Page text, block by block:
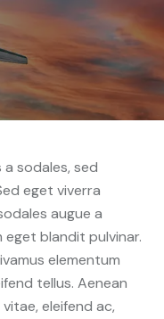
sodales, sed
eget viverra
augue a
eget blandit pulvinar.
elementum
tellus. Aenean
eleifend ac,